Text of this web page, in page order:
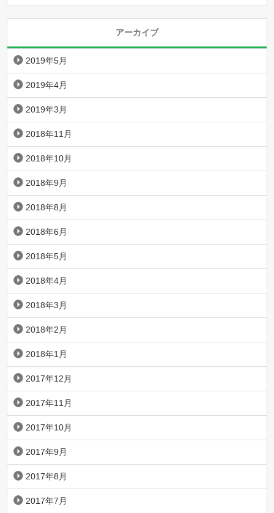
アーカイブ
2019年5月
2019年4月
2019年3月
2018年11月
2018年10月
2018年9月
2018年8月
2018年6月
2018年5月
2018年4月
2018年3月
2018年2月
2018年1月
2017年12月
2017年11月
2017年10月
2017年9月
2017年8月
2017年7月